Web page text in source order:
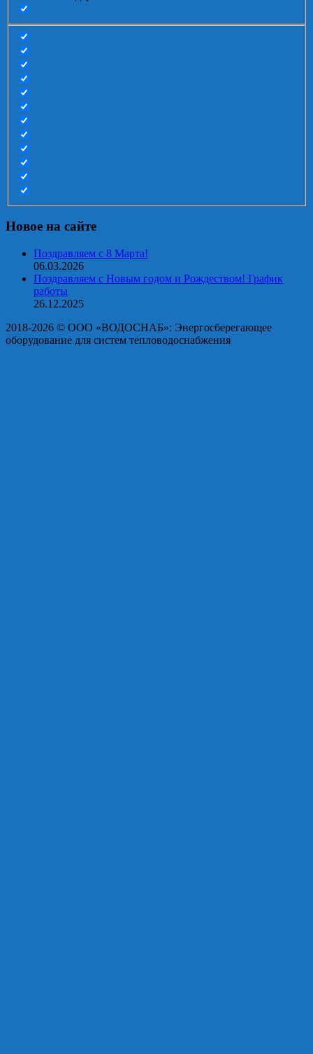
Новое на сайте
Поздравляем с 8 Марта!
06.03.2026
Поздравляем с Новым годом и Рождеством! График
работы
26.12.2025
2018-2026 © OOO «ВОДОСНАБ»: Энергосберегающее
оборудование для систем тепловодоснабжения